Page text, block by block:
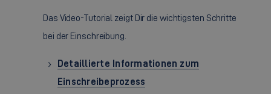
Das Video-Tutorial zeigt Dir die wichtigsten Schritte
bei der Einschreibung.
Detaillierte Informationen zum
Einschreibeprozess